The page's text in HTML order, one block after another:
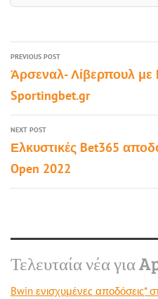
PREVIOUS POST
Άρσεναλ- Λίβερπουλ με
Sportingbet.gr
NEXT POST
Ελκυστικές Bet365
Open 2022
Τελευταία νέα για
Bwin ενισχυμένες αποδόσεις*